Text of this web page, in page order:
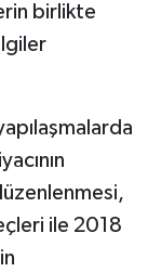
birlikte
ile 2018